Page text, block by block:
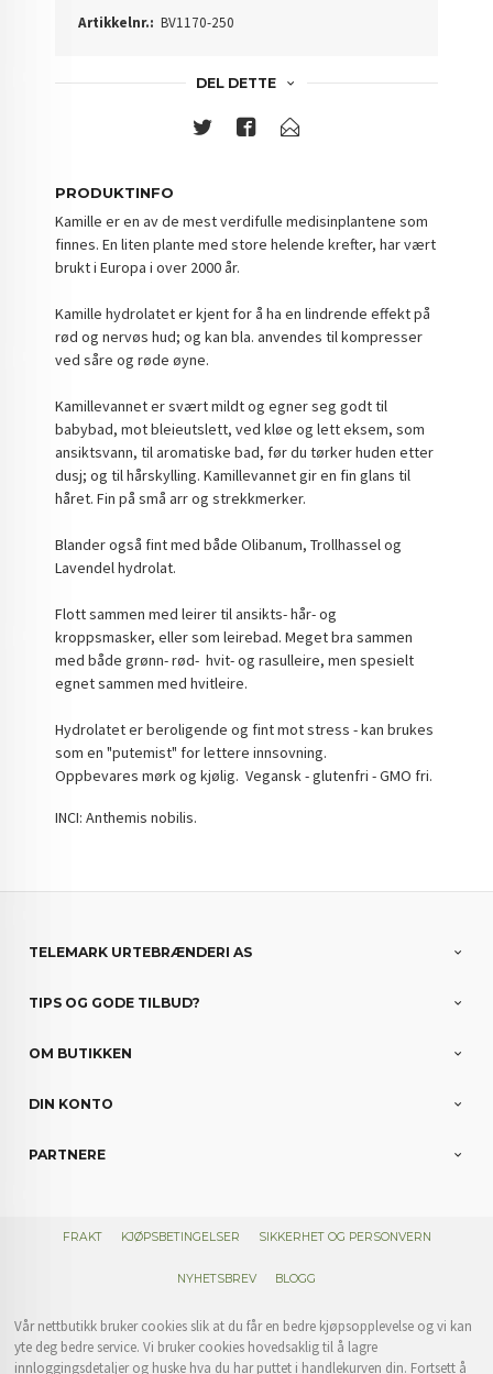
Artikkelnr.: BV1170-250
DEL DETTE
PRODUKTINFO
Kamille er en av de mest verdifulle medisinplantene som
finnes. En liten plante med store helende krefter, har vært
brukt i Europa i over 2000 år.
Kamille hydrolatet er kjent for å ha en lindrende effekt på
rød og nervøs hud; og kan bla. anvendes til kompresser
ved såre og røde øyne.
Kamillevannet er svært mildt og egner seg godt til
babybad, mot bleieutslett, ved kløe og lett eksem, som
ansiktsvann, til aromatiske bad, før du tørker huden etter
dusj; og til hårskylling. Kamillevannet gir en fin glans til
håret. Fin på små arr og strekkmerker.
Blander også fint med både Olibanum, Trollhassel og
Lavendel hydrolat.
Flott sammen med leirer til ansikts- hår- og
kroppsmasker, eller som leirebad. Meget bra sammen
med både grønn- rød- hvit- og rasulleire, men spesielt
egnet sammen med hvitleire.
Hydrolatet er beroligende og fint mot stress - kan brukes
som en "putemist" for lettere innsovning.
Oppbevares mørk og kjølig. Vegansk - glutenfri - GMO fri.
INCI: Anthemis nobilis.
TELEMARK URTEBRÆNDERI AS
TIPS OG GODE TILBUD?
OM BUTIKKEN
DIN KONTO
PARTNERE
FRAKT KJØPSBETINGELSER SIKKERHET OG PERSONVERN
NYHETSBREV BLOGG
Vår nettbutikk bruker cookies slik at du får en bedre kjøpsopplevelse og vi kan
yte deg bedre service. Vi bruker cookies hovedsaklig til å lagre
innloggingsdetaljer og huske hva du har puttet i handlekurven din. Fortsett å